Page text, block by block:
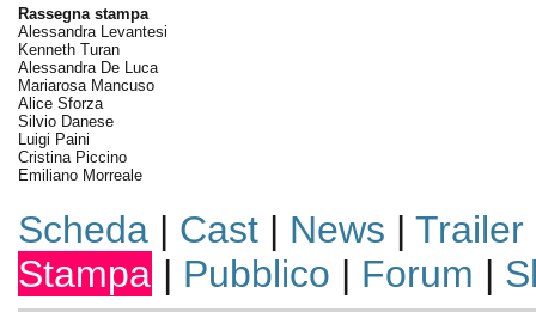
Rassegna stampa
Alessandra Levantesi
Kenneth Turan
Alessandra De Luca
Mariarosa Mancuso
Alice Sforza
Silvio Danese
Luigi Paini
Cristina Piccino
Emiliano Morreale
Scheda| Cast| News | Trailer
Stampa | Pubblico | Forum |